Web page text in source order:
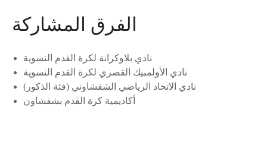
الفرق المشاركة
نادي بلاوكرانة لكرة القدم النسوية
نادي الأولمبيك القصري لكرة القدم النسوية
نادي الاتحاد الرياضي الشفشاوني (فئة الذكور)
أكاديمية كرة القدم بشفشاون